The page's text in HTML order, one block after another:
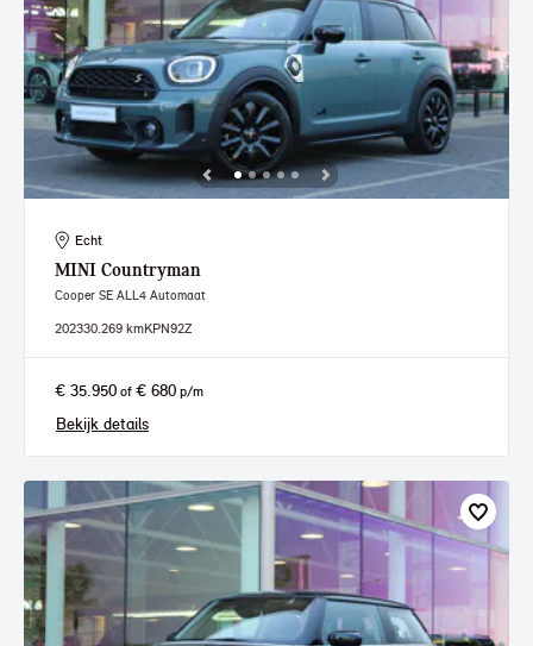
Echt
MINI Countryman
Cooper SE ALL4 Automaat
202330.269 kmKPN92Z
€ 35.950 of € 680 p/m
Bekijk details